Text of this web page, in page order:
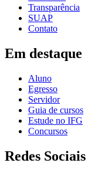
Transparência
SUAP
Contato
Em destaque
Aluno
Egresso
Servidor
Guia de cursos
Estude no IFG
Concursos
Redes Sociais